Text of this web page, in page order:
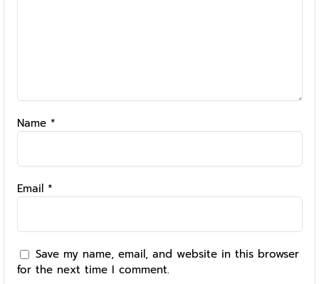
Name *
Email *
Save my name, email, and website in this browser
for the next time I comment.